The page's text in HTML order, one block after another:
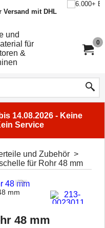
Versand mit DHL
0
14.08.2026 - Keine
Service
und Zubehör >
für Rohr 48 mm
mm
48 mm